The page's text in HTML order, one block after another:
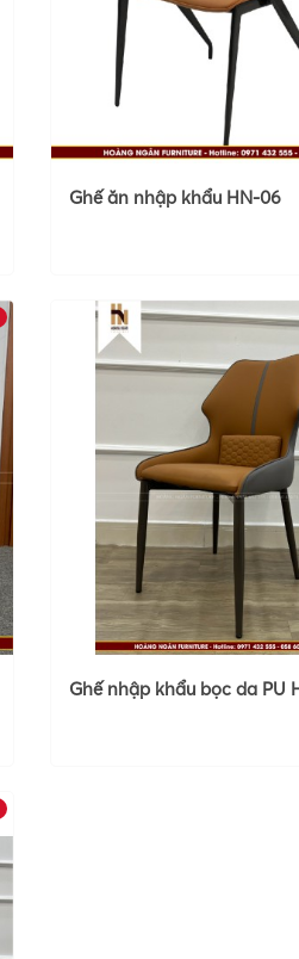
Ghế ăn nhập khẩu HN-06
Ghế nhập khẩu bọc da PU